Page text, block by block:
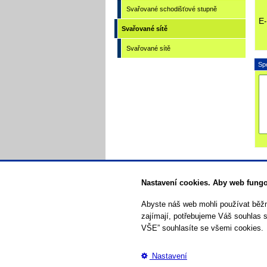
Svařované schodišťové stupně
Svařované sítě
Svařované sítě
Nastavení cookies. Aby web
Abyste náš web mohli používat
zajímají, potřebujeme Váš souhlas
VŠE” souhlasíte se všemi cookies.
Nastavení